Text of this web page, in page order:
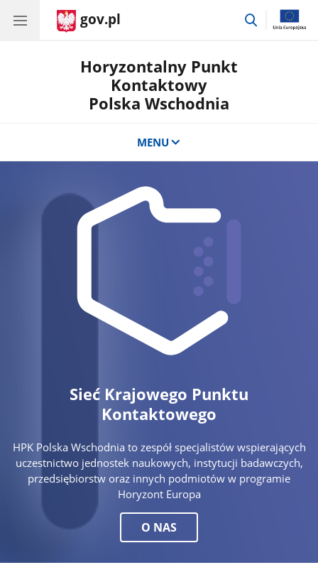
gov.pl
przejdź
Horyzontalny Punkt
Kontaktowy
Polska Wschodnia
MENU
Sieć Krajowego Punktu
Kontaktowego
HPK Polska Wschodnia to zespół specjalistów wspierających
uczestnictwo jednostek naukowych, instytucji badawczych,
przedsiębiorstw oraz innych podmiotów w programie
Horyzont Europa
O NAS